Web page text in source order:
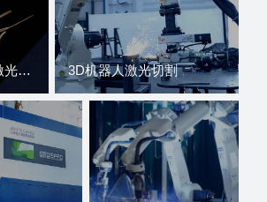
德国进口通快激光切割机 3D机器人激光切割